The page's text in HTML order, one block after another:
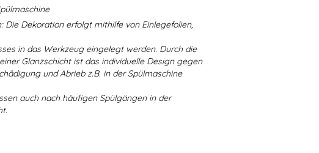
Die Dekoration erfolgt mithilfe von Einlegefolien,
in das Werkzeug eingelegt werden. Durch die
Glanzschicht ist das individuelle Design gegen
und Abrieb z.B. in der Spülmaschine
auch nach häufigen Spülgängen in der